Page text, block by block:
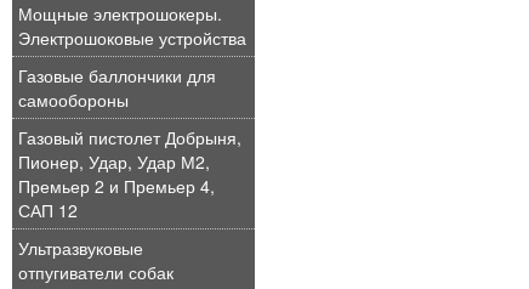
Мощные электрошокеры.
Электрошоковые устройства
Газовые баллончики для
самообороны
Газовый пистолет Добрыня,
Пионер, Удар, Удар М2,
Премьер 2 и Премьер 4,
САП 12
Ультразвуковые
отпугиватели собак